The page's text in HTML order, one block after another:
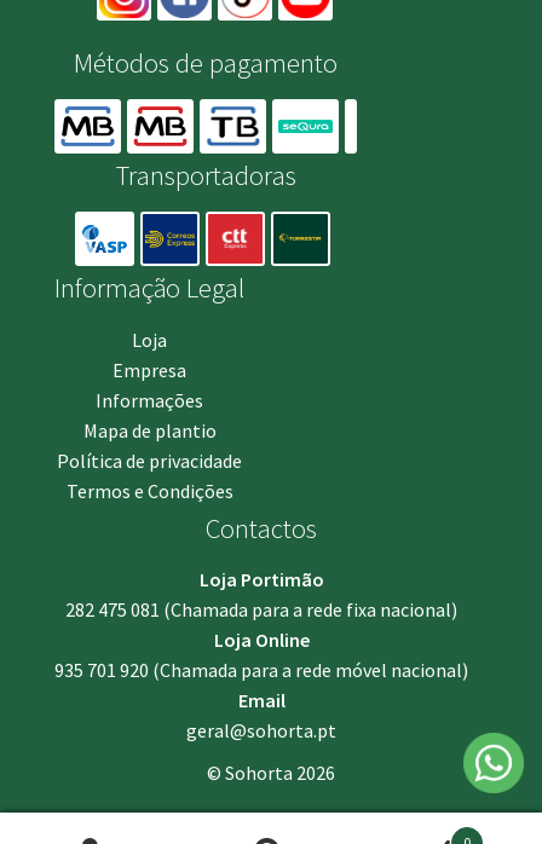
Métodos de pagamento
Transportadoras
Informação Legal
Loja
Empresa
Informações
Mapa de plantio
Política de privacidade
Termos e Condições
Contactos
Loja Portimão
282 475 081 (Chamada para a rede fixa nacional)
Loja Online
935 701 920 (Chamada para a rede móvel nacional)
Email
geral@sohorta.pt
© Sohorta 2026